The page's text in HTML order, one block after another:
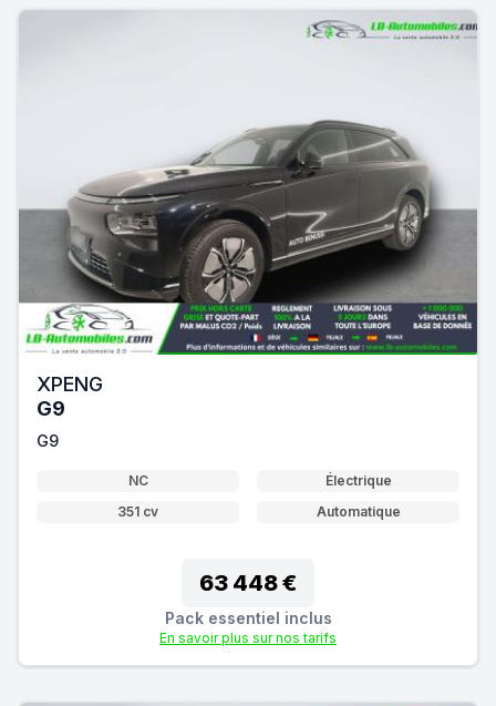
XPENG
G9
G9
NC
Électrique
351 cv
Automatique
63 448 €
Pack essentiel inclus
En savoir plus sur nos tarifs